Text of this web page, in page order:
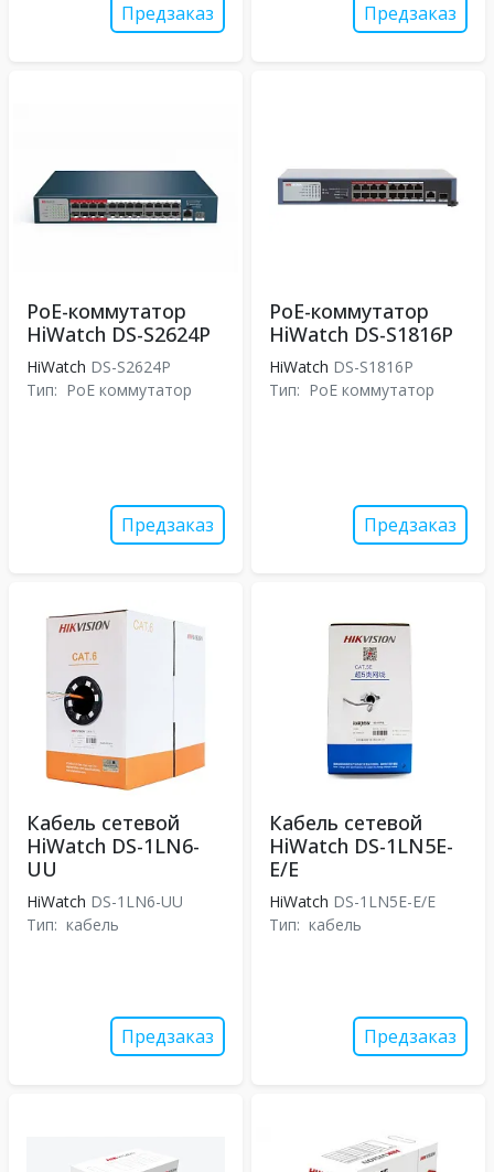
Предзаказ Предзаказ
PoE-коммутатор
HiWatch DS-S2624P
HiWatch DS-S2624P
Тип: PoE коммутатор
Предзаказ
PoE-коммутатор
HiWatch DS-S1816P
HiWatch DS-S1816P
Тип: PoE коммутатор
Предзаказ
Кабель сетевой
HiWatch DS-1LN6-
UU
HiWatch DS-1LN6-UU
Тип: кабель
Предзаказ
Кабель сетевой
HiWatch DS-1LN5E-
E/E
HiWatch DS-1LN5E-E/E
Тип: кабель
Предзаказ